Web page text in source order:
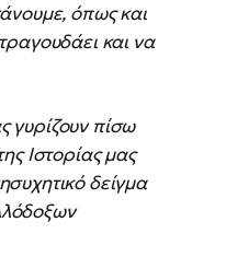
όπως και
και να
γυρίζουν πίσω
Ιστορίας μας
δείγμα